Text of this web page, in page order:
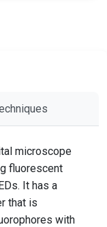
microscope
fluorescent
It has a
that is
with